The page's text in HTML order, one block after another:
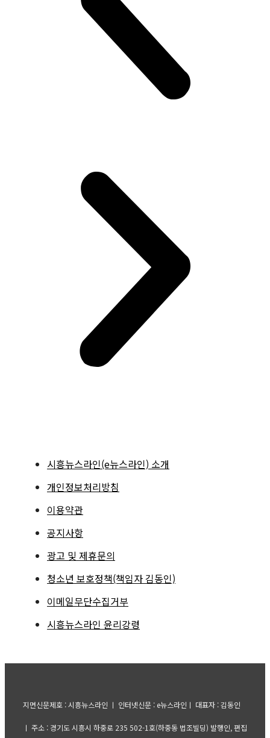
시흥뉴스라인(e뉴스라인) 소개
개인정보처리방침
이용약관
공지사항
광고 및 제휴문의
청소년 보호정책(책임자 김동인)
이메일무단수집거부
시흥뉴스라인 윤리강령
지면신문제호 : 시흥뉴스라인 ㅣ 인터넷신문 : e뉴스라인ㅣ 대표자 : 김동인
ㅣ 주소 : 경기도 시흥시 하중로 235 502-1호(하중동 법조빌딩) 발행인, 편집